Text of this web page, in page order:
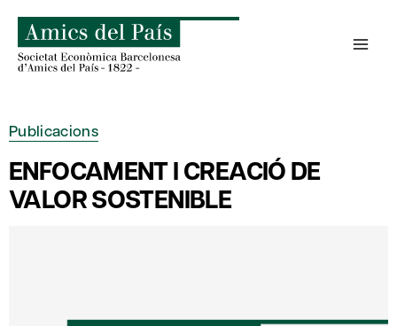
content
Publicacions
ENFOCAMENT I CREACIÓ DE
VALOR SOSTENIBLE